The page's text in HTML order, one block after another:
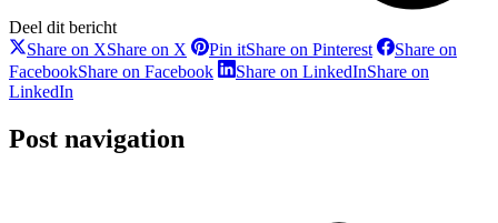
Deel dit bericht
Share on XShare on X Pin itShare on Pinterest
Share on
FacebookShare on Facebook Share on LinkedInShare on
LinkedIn
Post navigation